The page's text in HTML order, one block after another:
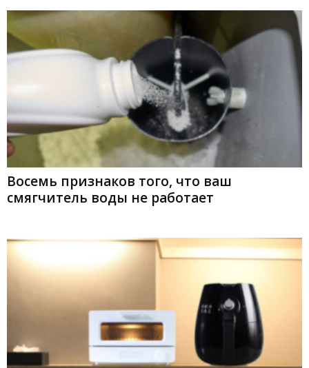
Восемь признаков того, что ваш
смягчитель воды не работает